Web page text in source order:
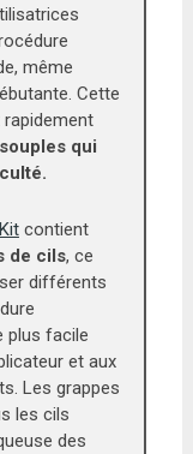
même
Cette
qui
contient
de cils, ce
différents
plus facile
et aux
Les grappes
les cils
des